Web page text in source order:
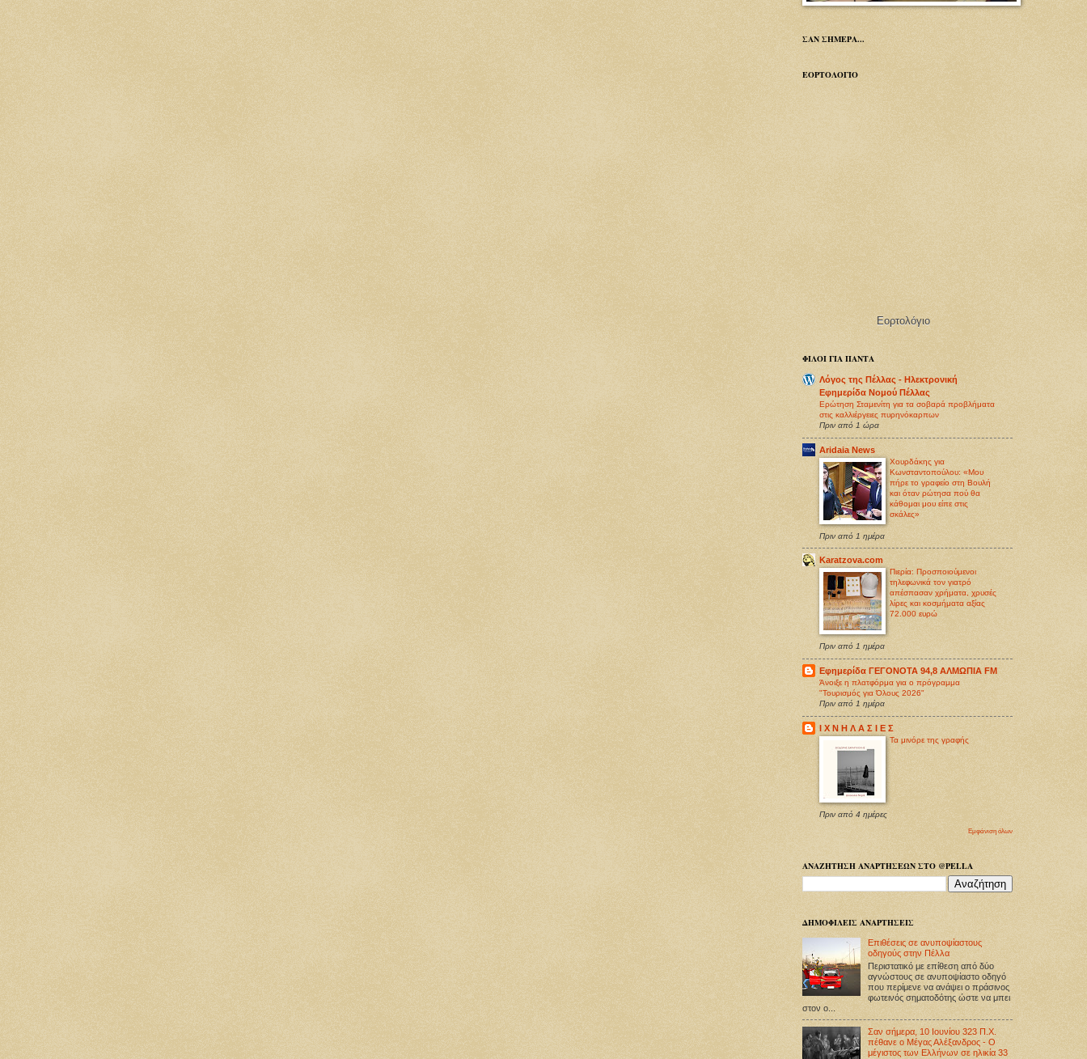
ΣΑΝ ΣΗΜΕΡΑ...
ΕΟΡΤΟΛΟΓΙΟ
Εορτολόγιο
ΦΙΛΟΙ ΓΙΑ ΠΑΝΤΑ
Λόγος της Πέλλας - Ηλεκτρονική
Εφημερίδα Νομού Πέλλας
Ερώτηση Σταμενίτη για τα σοβαρά προβλήματα
στις καλλιέργειες πυρηνόκαρπων
Πριν από 1 ώρα
Aridaia News
Χουρδάκης για
Κωνσταντοπούλου: «Μου
πήρε το γραφείο στη Βουλή
και όταν ρώτησα πού θα
κάθομαι μου είπε στις
σκάλες»
Πριν από 1 ημέρα
Karatzova.com
Πιερία: Προσποιούμενοι
τηλεφωνικά τον γιατρό
απέσπασαν χρήματα, χρυσές
λίρες και κοσμήματα αξίας
72.000 ευρώ
Πριν από 1 ημέρα
Εφημερίδα ΓΕΓΟΝΟΤΑ 94,8 ΑΛΜΩΠΙΑ FM
Άνοιξε η πλατφόρμα για ο πρόγραμμα
"Τουρισμός για Όλους 2026"
Πριν από 1 ημέρα
Ι Χ Ν Η Λ Α Σ Ι Ε Σ
Τα μινόρε της γραφής
Πριν από 4 ημέρες
Εμφάνιση όλων
ΑΝΑΖΗΤΗΣΗ ΑΝΑΡΤΗΣΕΩΝ ΣΤΟ @PELLA
ΔΗΜΟΦΙΛΕΙΣ ΑΝΑΡΤΗΣΕΙΣ
Επιθέσεις σε ανυποψίαστους
οδηγούς στην Πέλλα
Περιστατικό με επίθεση από δύο
αγνώστους σε ανυποψίαστο οδηγό
που περίμενε να ανάψει ο πράσινος
φωτεινός σηματοδότης ώστε να μπει
στον ο...
Σαν σήμερα, 10 Ιουνίου 323 Π.Χ.
πέθανε ο Μέγας Αλέξανδρος - Ο
μέγιστος των Ελλήνων σε ηλικία 33